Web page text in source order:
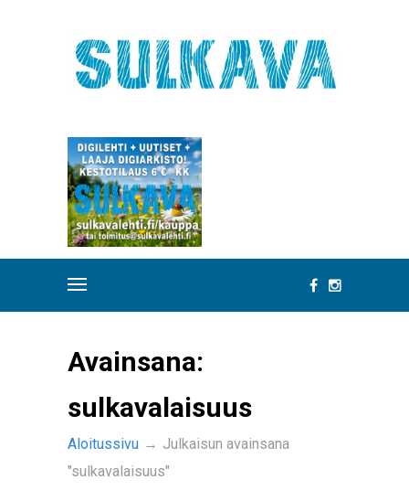
Avainsana:
sulkavalaisuus
Aloitussivu → Julkaisun avainsana
"sulkavalaisuus"